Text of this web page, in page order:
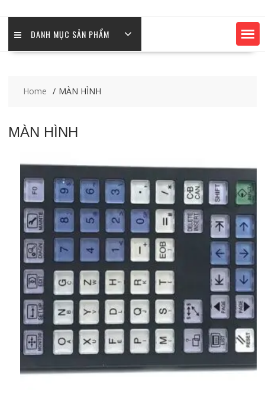
DANH MỤC SẢN PHẨM
Home MÀN HÌNH
MÀN HÌNH